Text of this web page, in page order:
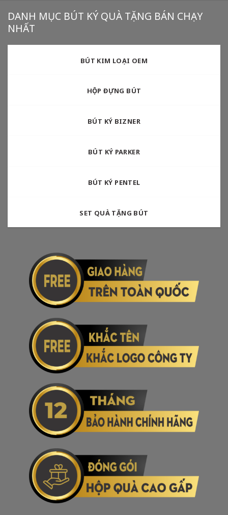
DANH MỤC BÚT KÝ QUÀ TẶNG BÁN CHẠY
NHẤT
BÚT KIM LOẠI OEM
HỘP ĐỰNG BÚT
BÚT KÝ BIZNER
BÚT KÝ PARKER
BÚT KÝ PENTEL
SET QUÀ TẶNG BÚT